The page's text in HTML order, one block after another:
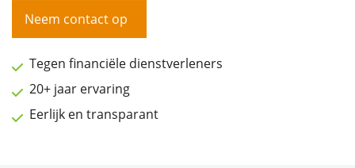
Neem contact op
Tegen financiële dienstverleners
20+ jaar ervaring
Eerlijk en transparant